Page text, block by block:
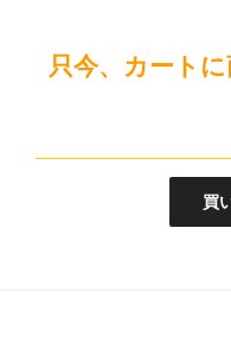
只今、カート